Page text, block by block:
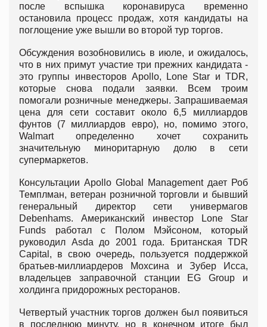
после вспышка коронавируса временно
остановила процесс продаж, хотя кандидаты на
поглощение уже вышли во второй тур торгов.
Обсуждения возобновились в июле, и ожидалось,
что в них примут участие три прежних кандидата -
это группы инвесторов Apollo, Lone Star и TDR,
которые снова подали заявки. Всем троим
помогали розничные менеджеры. Запрашиваемая
цена для сети составит около 6,5 миллиардов
фунтов (7 миллиардов евро), но, помимо этого,
Walmart определенно хочет сохранить
значительную миноритарную долю в сети
супермаркетов.
Консультации Apollo Global Management дает Роб
Темплман, ветеран розничной торговли и бывший
генеральный директор сети универмагов
Debenhams. Американский инвестор Lone Star
Funds работал с Полом Мэйсоном, который
руководил Asda до 2001 года. Британская TDR
Capital, в свою очередь, пользуется поддержкой
братьев-миллиардеров Мохсина и Зубер Исса,
владельцев заправочной станции EG Group и
холдинга придорожных ресторанов.
Четвертый участник торгов должен был появиться
в последнюю минуту, но в конечном итоге был